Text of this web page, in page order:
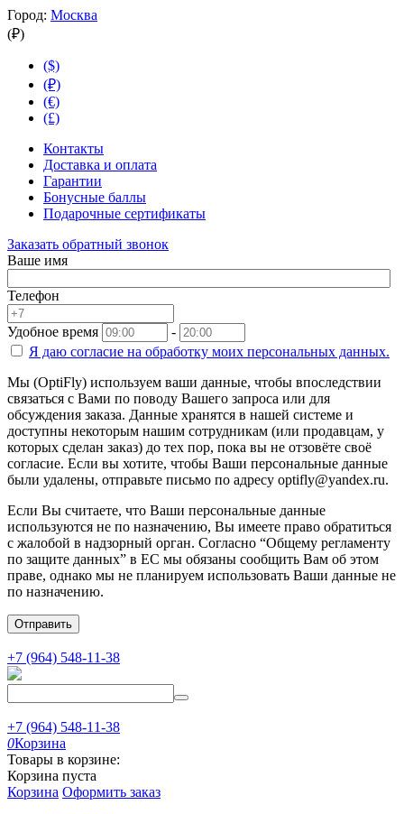
Город: Москва
(₽)
($)
(₽)
(€)
(£)
Контакты
Доставка и оплата
Гарантии
Бонусные баллы
Подарочные сертификаты
Заказать обратный звонок
Ваше имя
Телефон
Удобное время
-
Я даю согласие на обработку моих персональных данных.
Мы (OptiFly) используем ваши данные, чтобы впоследствии
связаться с Вами по поводу Вашего запроса или для
обсуждения заказа. Данные хранятся в нашей системе и
доступны некоторым нашим сотрудникам (или продавцам, у
которых сделан заказ) до тех пор, пока вы не отзовёте своё
согласие. Если вы хотите, чтобы Ваши персональные данные
были удалены, отправьте письмо по адресу optifly@yandex.ru.
Если Вы считаете, что Ваши персональные данные
используются не по назначению, Вы имеете право обратиться
с жалобой в надзорный орган. Согласно “Общему регламенту
по защите данных” в ЕС мы обязаны сообщить Вам об этом
праве, однако мы не планируем использовать Ваши данные не
по назначению.
Отправить
+7 (964) 548-11-38
+7 (964) 548-11-38
0Корзина
Товары в корзине:
Корзина пуста
Корзина Оформить заказ